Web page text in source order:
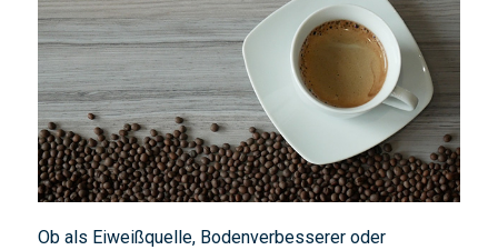
Ob als Eiweißquelle, Bodenverbesserer oder